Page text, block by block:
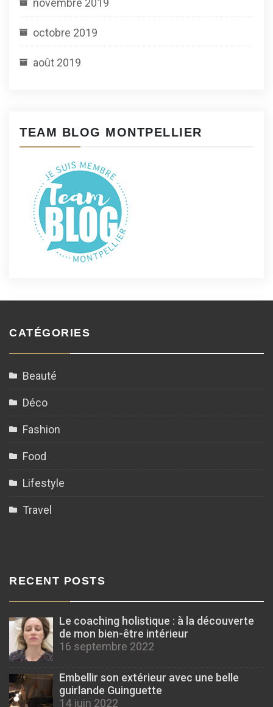
novembre 2019
octobre 2019
août 2019
TEAM BLOG MONTPELLIER
CATÉGORIES
Beauté
Déco
Fashion
Food
Lifestyle
Travel
RECENT POSTS
Le coaching holistique : à la découverte
de mon bien-être intérieur
16 septembre 2022
Embellir son extérieur avec une belle
guirlande Guinguette
14 juin 2022